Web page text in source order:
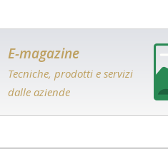
E-magazine
Tecniche, prodotti e servizi
dalle aziende